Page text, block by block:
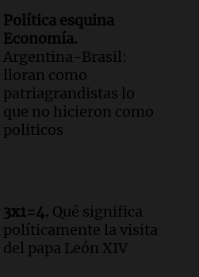
Política esquina
Economía.
Argentina-Brasil:
lloran como
patriagrandistas lo
que no hicieron como
politicos
3x1=4. Qué significa
políticamente la visita
del papa León XIV